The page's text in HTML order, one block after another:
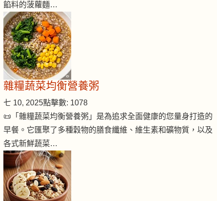
餡料的菠蘿麵…
雜糧蔬菜均衡營養粥
七 10, 2025點擊數: 1078
📜「雜糧蔬菜均衡營養粥」是為追求全面健康的您量身打造的
早餐。它匯聚了多種穀物的膳食纖維、維生素和礦物質，以及
各式新鮮蔬菜…